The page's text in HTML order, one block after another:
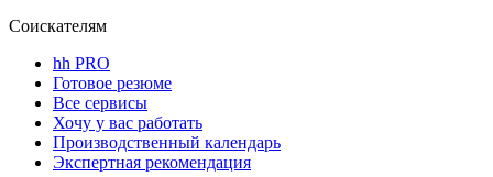
Соискателям
hh PRO
Готовое резюме
Все сервисы
Хочу у вас работать
Производственный календарь
Экспертная рекомендация